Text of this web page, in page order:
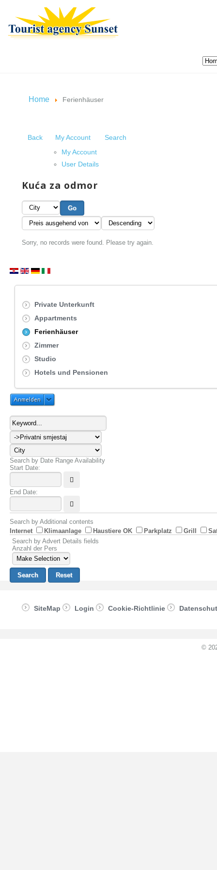
Home Ferienhäuser
Back
My Account
My Account
User Details
Search
Kuća za odmor
Sorry, no records were found. Please try again.
Private Unterkunft
Appartments
Ferienhäuser
Zimmer
Studio
Hotels und Pensionen
Anmelden
Search by Date Range Availability
Start Date:
End Date:
Search by Additional contents
Internet
Klimaanlage Haustiere OK Parkplatz Grill
Search by Advert Details fields
Anzahl der Pers
SiteMap Login Cookie-Richtlinie
©